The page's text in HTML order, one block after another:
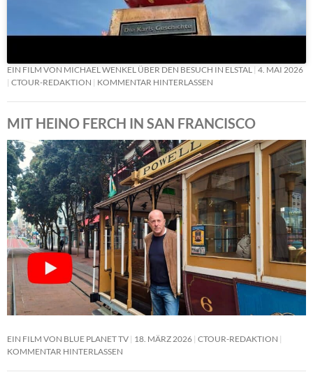
EIN FILM VON MICHAEL WENKEL ÜBER DEN BESUCH IN ELSTAL
4. MAI 2026
CTOUR-REDAKTION
KOMMENTAR HINTERLASSEN
MIT HEINO FERCH IN SAN FRANCISCO
EIN FILM VON BLUE PLANET TV 18. MÄRZ 2026 CTOUR-REDAKTION
KOMMENTAR HINTERLASSEN